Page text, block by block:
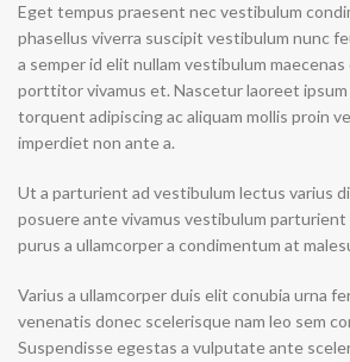
Eget tempus praesent nec vestibulum
phasellus viverra suscipit vestibulum nunc
a semper id elit nullam vestibulum
porttitor vivamus et. Nascetur laoreet
torquent adipiscing ac aliquam mollis proin
imperdiet non ante a.
Ut a parturient ad vestibulum lectus varius
posuere ante vivamus vestibulum
purus a ullamcorper a condimentum at
Varius a ullamcorper duis elit conubia urna
venenatis donec scelerisque nam leo sem
Suspendisse egestas a vulputate ante